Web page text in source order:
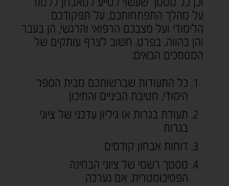
על מהלך התפתחותכם, על תפקודכם
הלימודי ועל מצבכם הרפואי והרגשי, הן בעבר
והן בהווה. בפרט, חשוב לצרף עותקים של
המסמכים הבאים:
כל התעודות שברשותכם מבית הספר
היסודי, חטיבת הביניים והתיכון
תעודת בגרות או גיליון עדכני של ציוני
בגרות
דוחות אבחון קודמים
מסמך רשמי של ציוני הבחינה
הפסיכומטרית, אם נערכה